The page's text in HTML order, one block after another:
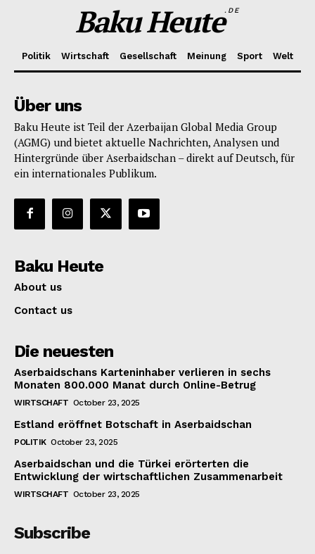
Baku Heute.DE
Politik Wirtschaft Gesellschaft Meinung Sport Welt
Über uns
Baku Heute ist Teil der Azerbaijan Global Media Group
(AGMG) und bietet aktuelle Nachrichten, Analysen und
Hintergründe über Aserbaidschan – direkt auf Deutsch, für
ein internationales Publikum.
Baku Heute
About us
Contact us
Die neuesten
Aserbaidschans Karteninhaber verlieren in sechs
Monaten 800.000 Manat durch Online-Betrug
WIRTSCHAFT October 23, 2025
Estland eröffnet Botschaft in Aserbaidschan
POLITIK October 23, 2025
Aserbaidschan und die Türkei erörterten die
Entwicklung der wirtschaftlichen Zusammenarbeit
WIRTSCHAFT October 23, 2025
Subscribe